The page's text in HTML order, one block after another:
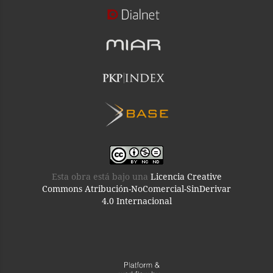
Esta obra está bajo una Licencia Creative
Commons Atribución-NoComercial-SinDerivar
4.0 Internacional